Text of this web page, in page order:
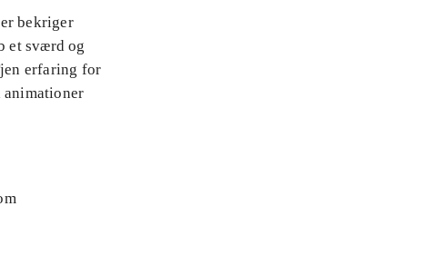
bekriger
et sværd og
erfaring for
animationer